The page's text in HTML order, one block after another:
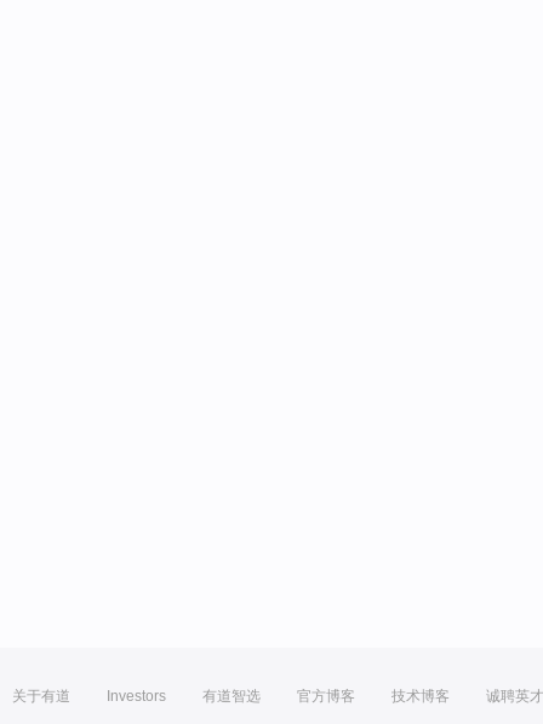
关于有道 Investors 有道智选 官方博客 技术博客 诚聘英才